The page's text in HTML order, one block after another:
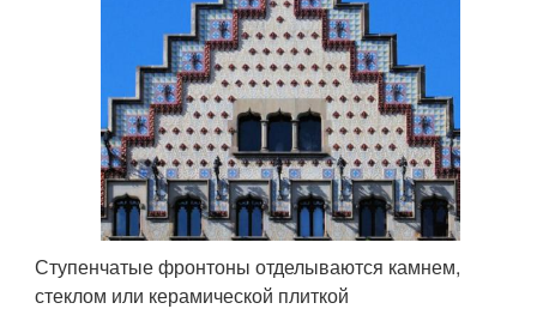
Ступенчатые фронтоны отделываются камнем,
стеклом или керамической плиткой